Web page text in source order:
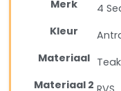
Merk
4
Kleur
Materiaal
Materiaal 2